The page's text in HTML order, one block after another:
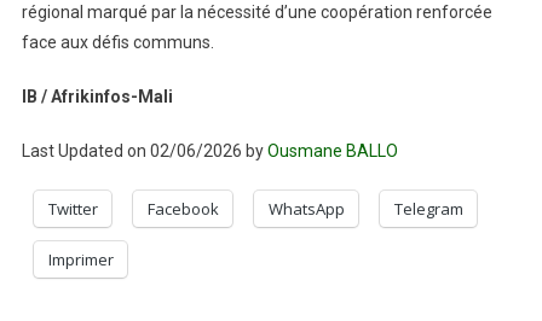
régional marqué par la nécessité d’une coopération renforcée
face aux défis communs.
IB / Afrikinfos-Mali
Last Updated on 02/06/2026 byOusmane BALLO
Twitter Facebook WhatsApp Telegram
Imprimer